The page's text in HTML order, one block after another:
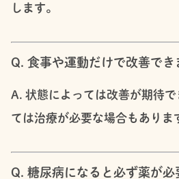
します。
Q. 食事や運動だけで改善でき
A. 状態によっては改善が期待
ては治療が必要な場合もありま
Q. 糖尿病になると必ず薬が必